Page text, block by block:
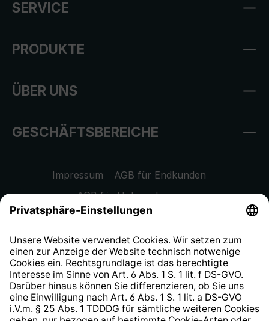
SERVICE
PRODUKTE
ÜBER UNS
GESCHÄFTSBEREICHE
Impressum
AGB für Endkunden
AGB für Unternehmen
Datenschutzhinweis
Widerrufsrecht
Hinweisgeberschutzsystem
Barrierefreiheit